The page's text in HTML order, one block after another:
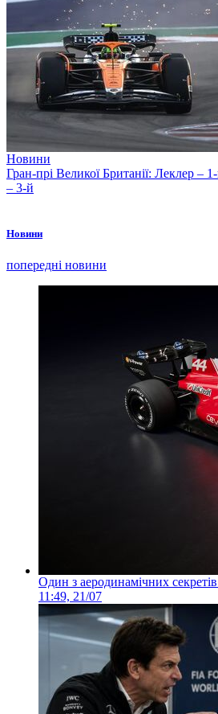
Новини
Гран-прі Великої Британії: Леклер –
– 3-й
Новини
попередні новини
Один з аеродинамічних
11:49, 21/07